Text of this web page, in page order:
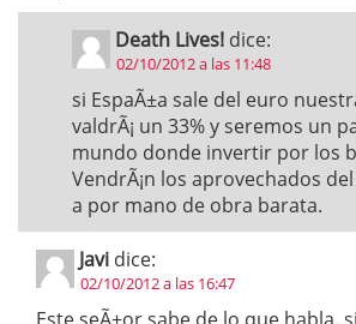
Death Lives! dice:
02/10/2012 a las 11:48
si EspaÃ±a sale del euro
valdrÃ¡ un 33% y seremos un
mundo donde invertir por los
VendrÃ¡n los aprovechados
a por mano de obra barata.
Javi dice:
02/10/2012 a las 16:47